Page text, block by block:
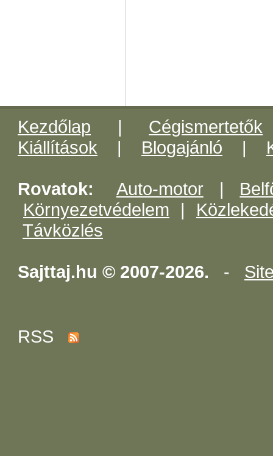
Kezdőlap | Cégismertetők
Kiállítások | Blogajánló |
Rovatok: Auto-motor|
Környezetvédelem |
Távközlés
Sajttaj.hu © 2007-2026. -
RSS